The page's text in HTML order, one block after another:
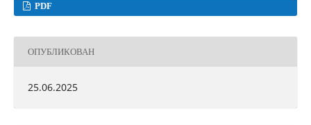
PDF
ОПУБЛИКОВАН
25.06.2025